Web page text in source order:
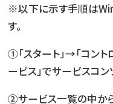
※以下に示す手順は
す。
①「スタート」→「コント
ービス」でサービスコン
②サービス一覧の中か